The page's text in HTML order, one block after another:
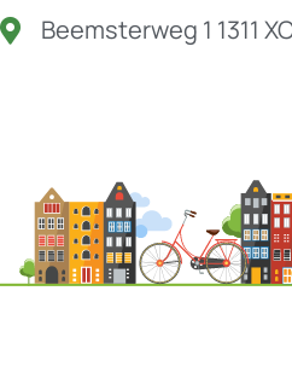
Beemsterweg 1 1311